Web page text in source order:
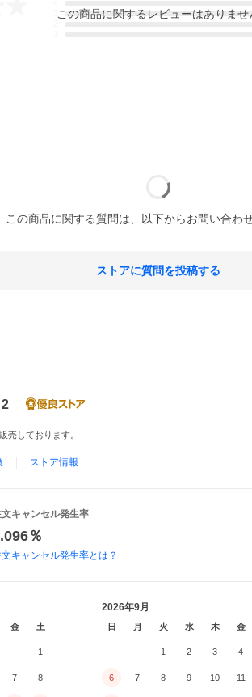
この商品に関するレビューはありませ
この商品に関する質問は、以下からお問い合わ
ストアに質問を投稿する
売しております。
ストア情報
文キャンセル発生率
％
キャンセル発生率とは？
金 土
1
7 8
2026年9月
日 月 火 水 木 金
1 2 3 4
6 7 8 9 10 11